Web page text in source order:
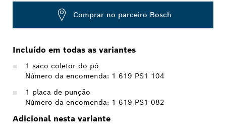
Comprar no parceiro Bosch
Incluído em todas as variantes
1 saco coletor do pó
Número da encomenda: 1 619 PS1 104
1 placa de punção
Número da encomenda: 1 619 PS1 082
Adicional nesta variante